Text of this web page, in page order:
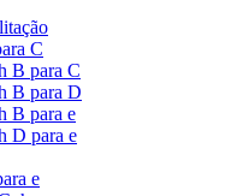
C
B para C
B para D
B para e
D para e
e